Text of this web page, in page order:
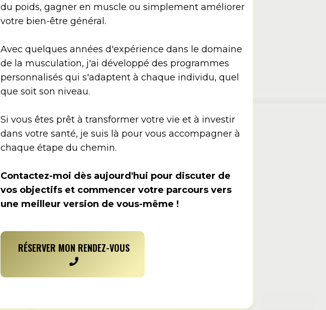
du poids, gagner en muscle ou simplement améliorer
votre bien-être général.
Avec quelques années d'expérience dans le domaine
de la musculation, j'ai développé des programmes
personnalisés qui s'adaptent à chaque individu, quel
que soit son niveau.
Si vous êtes prêt à transformer votre vie et à investir
dans votre santé, je suis là pour vous accompagner à
chaque étape du chemin.
Contactez-moi dès aujourd'hui pour discuter de
vos objectifs et commencer votre parcours vers
une meilleur version de vous-même !
RÉSERVER MON RENDEZ-VOUS